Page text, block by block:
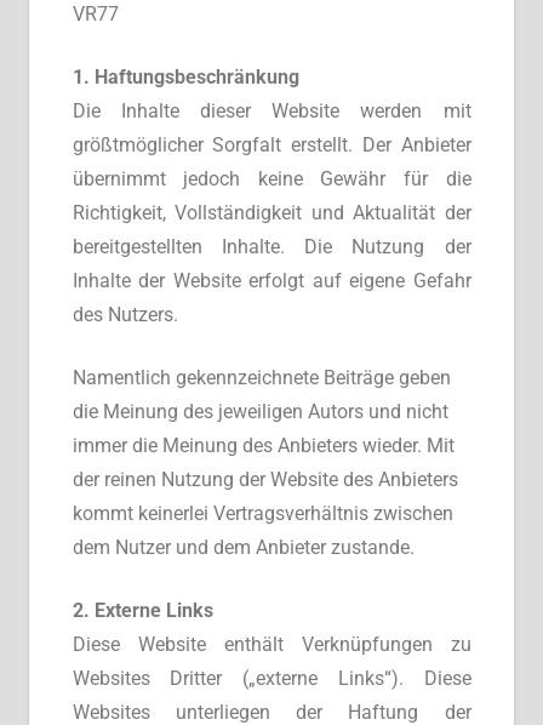
VR77
1. Haftungsbeschränkung
Die Inhalte dieser Website werden mit
größtmöglicher Sorgfalt erstellt. Der Anbieter
übernimmt jedoch keine Gewähr für die
Richtigkeit, Vollständigkeit und Aktualität der
bereitgestellten Inhalte. Die Nutzung der
Inhalte der Website erfolgt auf eigene Gefahr
des Nutzers.
Namentlich gekennzeichnete Beiträge geben
die Meinung des jeweiligen Autors und nicht
immer die Meinung des Anbieters wieder. Mit
der reinen Nutzung der Website des Anbieters
kommt keinerlei Vertragsverhältnis zwischen
dem Nutzer und dem Anbieter zustande.
2. Externe Links
Diese Website enthält Verknüpfungen zu
Websites Dritter („externe Links“). Diese
Websites unterliegen der Haftung der